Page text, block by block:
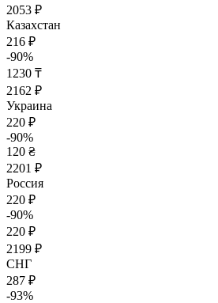
2053 ₽
Казахстан
216 ₽
-90%
1230 ₸
2162 ₽
Украина
220 ₽
-90%
120 ₴
2201 ₽
Россия
220 ₽
-90%
220 ₽
2199 ₽
СНГ
287 ₽
-93%